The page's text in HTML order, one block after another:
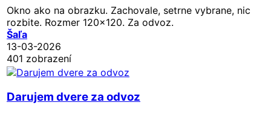
Okno ako na obrazku. Zachovale, setrne vybrane, nic
rozbite. Rozmer 120x120. Za odvoz.
Šaľa
13-03-2026
401 zobrazení
Darujem dvere za odvoz